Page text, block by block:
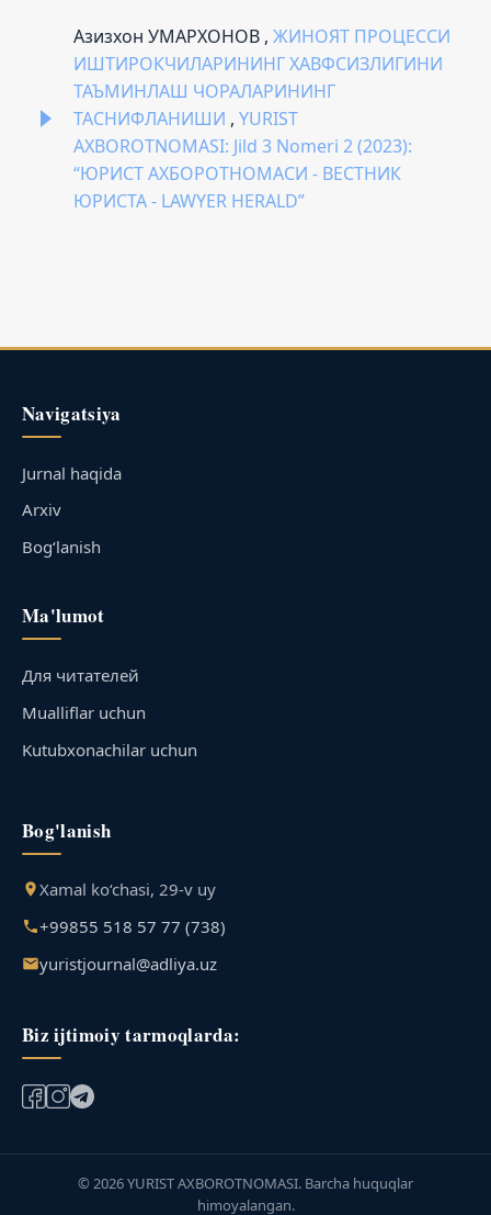
Азизхон УМАРХОНОВ , ЖИНОЯТ ПРОЦЕССИ
ИШТИРОКЧИЛАРИНИНГ ХАВФСИЗЛИГИНИ
ТАЪМИНЛАШ ЧОРАЛАРИНИНГ
ТАСНИФЛАНИШИ , YURIST
AXBOROTNOMASI: Jild 3 Nomeri 2 (2023):
“ЮРИСТ АХБОРОТНОМАСИ - ВЕСТНИК
ЮРИСТА - LAWYER HERALD”
Navigatsiya
Jurnal haqida
Arxiv
Bog‘lanish
Ma'lumot
Для читателей
Mualliflar uchun
Kutubxonachilar uchun
Bog'lanish
Xamal ko‘chasi, 29-v uy
+99855 518 57 77 (738)
yuristjournal@adliya.uz
Biz ijtimoiy tarmoqlarda:
© 2026 YURIST AXBOROTNOMASI. Barcha huquqlar
himoyalangan.